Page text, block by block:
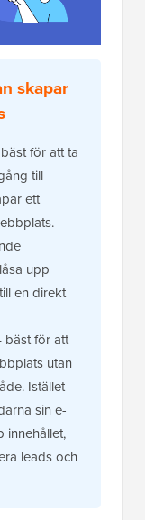
skapar
för att ta
till
ett
upp
en direkt
bäst för att
utan
Istället
sin e-
innehållet,
leads och